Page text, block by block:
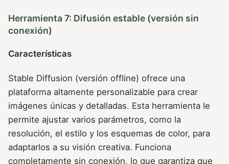
Herramienta 7: Difusión estable (versión sin
conexión)
Características
Stable Diffusion (versión offline) ofrece una
plataforma altamente personalizable para crear
imágenes únicas y detalladas. Esta herramienta le
permite ajustar varios parámetros, como la
resolución, el estilo y los esquemas de color, para
adaptarlos a su visión creativa. Funciona
completamente sin conexión, lo que garantiza que